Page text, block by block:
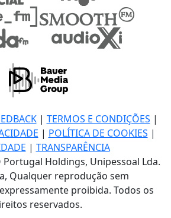
| TERMOS E CONDIÇÕES |
| POLÍTICA DE COOKIES |
| TRANSPARÊNCIA
Portugal Holdings, Unipessoal Lda.
Qualquer reprodução sem
proibida. Todos os
reservados.